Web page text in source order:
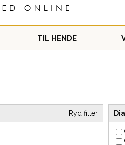
TIL HENDE
Ryd filter